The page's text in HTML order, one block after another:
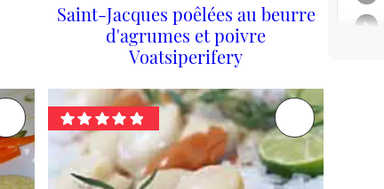
Saint-Jacques poêlées au beurre
d'agrumes et poivre
Voatsiperifery